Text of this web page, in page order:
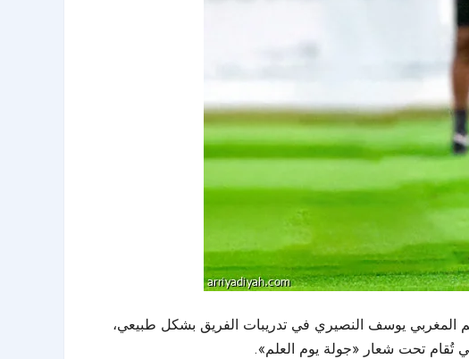
المغربي يوسف النصيري في تدريبات الفريق بشكل طبيعي،